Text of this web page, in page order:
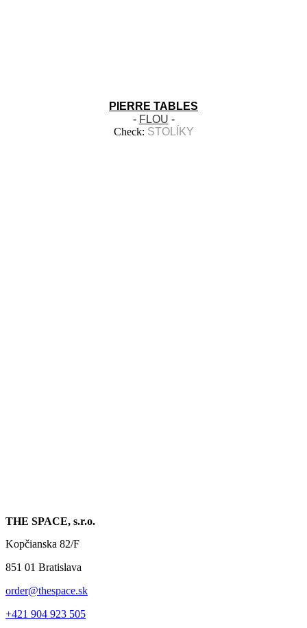
PIERRE TABLES
- FLOU -
Check: STOLÍKY
THE SPACE, s.r.o.
Kopčianska 82/F
851 01 Bratislava
order@thespace.sk
+421 904 923 505